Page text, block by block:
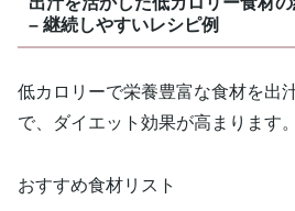
– 継続しやすいレシピ例
低カロリーで栄養豊富な食材を出
で、ダイエット効果が高まります。
おすすめ食材リスト